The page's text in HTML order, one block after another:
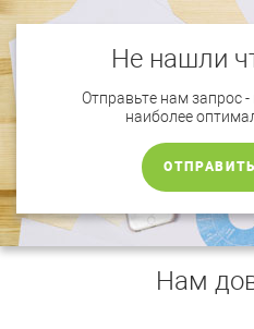
Не нашли
Отправьте нам запрос
наиболее
Нам